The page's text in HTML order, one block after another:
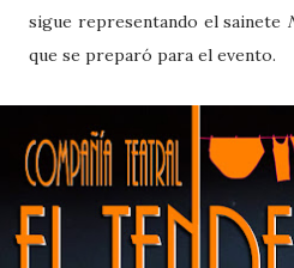
sigue representando el sainete
que se preparó para el evento.